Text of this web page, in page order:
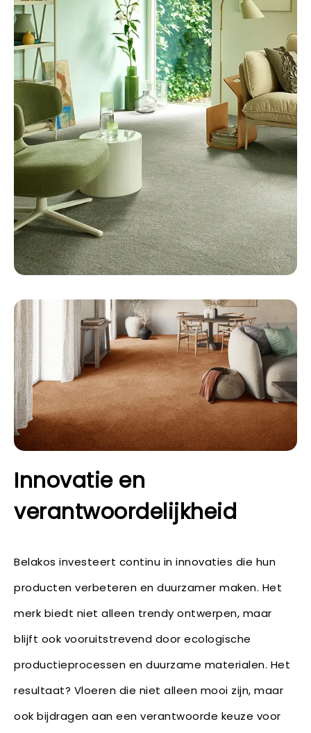
Innovatie en
verantwoordelijkheid
Belakos investeert continu in innovaties die hun
producten verbeteren en duurzamer maken. Het
merk biedt niet alleen trendy ontwerpen, maar
blijft ook vooruitstrevend door ecologische
productieprocessen en duurzame materialen. Het
resultaat? Vloeren die niet alleen mooi zijn, maar
ook bijdragen aan een verantwoorde keuze voor